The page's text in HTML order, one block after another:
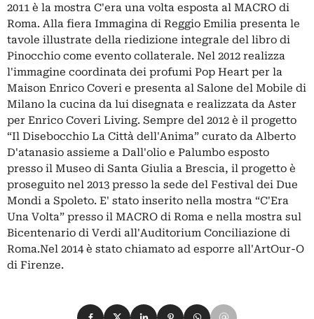
2011 è la mostra C'era una volta esposta al MACRO di
Roma. Alla fiera Immagina di Reggio Emilia presenta le
tavole illustrate della riedizione integrale del libro di
Pinocchio come evento collaterale. Nel 2012 realizza
l'immagine coordinata dei profumi Pop Heart per la
Maison Enrico Coveri e presenta al Salone del Mobile di
Milano la cucina da lui disegnata e realizzata da Aster
per Enrico Coveri Living. Sempre del 2012 è il progetto
“Il Disebocchio La Città dell'Anima” curato da Alberto
D'atanasio assieme a Dall'olio e Palumbo esposto
presso il Museo di Santa Giulia a Brescia, il progetto è
proseguito nel 2013 presso la sede del Festival dei Due
Mondi a Spoleto. E' stato inserito nella mostra “C'Era
Una Volta” presso il MACRO di Roma e nella mostra sul
Bicentenario di Verdi all'Auditorium Conciliazione di
Roma.Nel 2014 è stato chiamato ad esporre all'ArtOur-O
di Firenze.
Condividi su Facebook
Condividi su X
Condividi su LinkedIn
Condividi su Pinterest
Condividi su WhatsApp
Condividi su Email